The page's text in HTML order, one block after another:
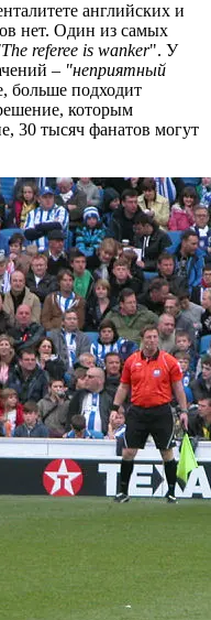
английских и
нет. Один из самых
referee is wanker". У
– "неприятный
больше подходит
которым
30 тысяч фанатов могут